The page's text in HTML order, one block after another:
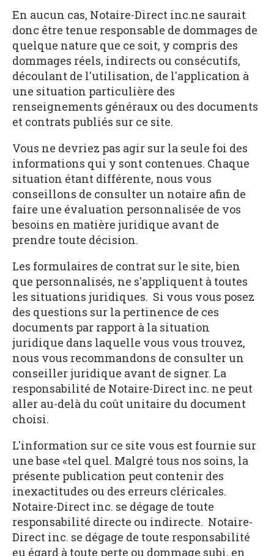
En aucun cas, Notaire-Direct inc.ne saurait
donc être tenue responsable de dommages de
quelque nature que ce soit, y compris des
dommages réels, indirects ou consécutifs,
découlant de l'utilisation, de l'application à
une situation particulière des
renseignements généraux ou des documents
et contrats publiés sur ce site.
Vous ne devriez pas agir sur la seule foi des
informations qui y sont contenues. Chaque
situation étant différente, nous vous
conseillons de consulter un notaire afin de
faire une évaluation personnalisée de vos
besoins en matière juridique avant de
prendre toute décision.
Les formulaires de contrat sur le site, bien
que personnalisés, ne s'appliquent à toutes
les situations juridiques. Si vous vous posez
des questions sur la pertinence de ces
documents par rapport à la situation
juridique dans laquelle vous vous trouvez,
nous vous recommandons de consulter un
conseiller juridique avant de signer. La
responsabilité de Notaire-Direct inc. ne peut
aller au-delà du coût unitaire du document
choisi.
L'information sur ce site vous est fournie sur
une base «tel quel. Malgré tous nos soins, la
présente publication peut contenir des
inexactitudes ou des erreurs cléricales.
Notaire-Direct inc. se dégage de toute
responsabilité directe ou indirecte. Notaire-
Direct inc. se dégage de toute responsabilité
eu égard à toute perte ou dommage subi, en